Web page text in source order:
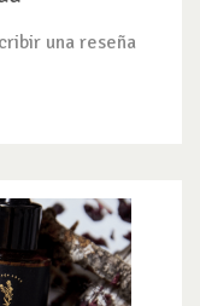
una reseña